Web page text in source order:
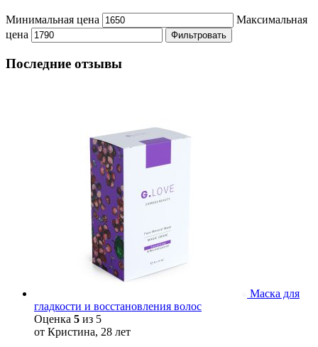
Минимальная цена
Максимальная
цена
Фильтровать
Последние отзывы
Маска для
гладкости и восстановления волос
Оценка 5 из 5
от Кристина, 28 лет